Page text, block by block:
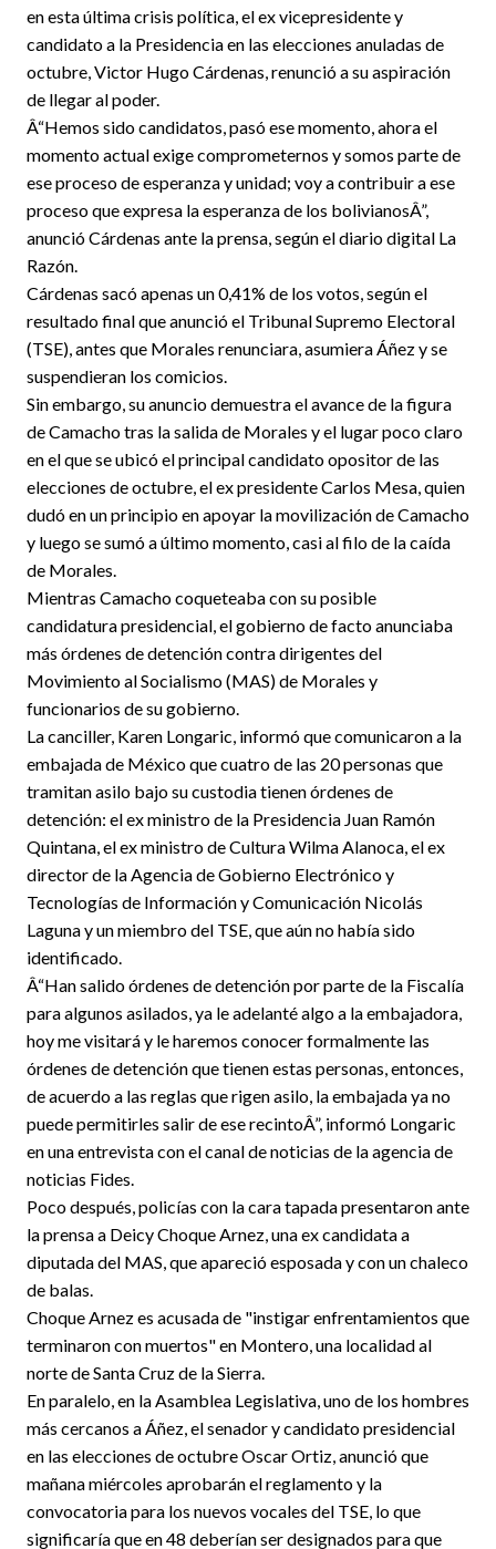
en esta última crisis política, el ex vicepresidente y
candidato a la Presidencia en las elecciones anuladas de
octubre, Victor Hugo Cárdenas, renunció a su aspiración
de llegar al poder.
Â“Hemos sido candidatos, pasó ese momento, ahora el
momento actual exige comprometernos y somos parte de
ese proceso de esperanza y unidad; voy a contribuir a ese
proceso que expresa la esperanza de los bolivianosÂ”,
anunció Cárdenas ante la prensa, según el diario digital La
Razón.
Cárdenas sacó apenas un 0,41% de los votos, según el
resultado final que anunció el Tribunal Supremo Electoral
(TSE), antes que Morales renunciara, asumiera Áñez y se
suspendieran los comicios.
Sin embargo, su anuncio demuestra el avance de la figura
de Camacho tras la salida de Morales y el lugar poco claro
en el que se ubicó el principal candidato opositor de las
elecciones de octubre, el ex presidente Carlos Mesa, quien
dudó en un principio en apoyar la movilización de Camacho
y luego se sumó a último momento, casi al filo de la caída
de Morales.
Mientras Camacho coqueteaba con su posible
candidatura presidencial, el gobierno de facto anunciaba
más órdenes de detención contra dirigentes del
Movimiento al Socialismo (MAS) de Morales y
funcionarios de su gobierno.
La canciller, Karen Longaric, informó que comunicaron a la
embajada de México que cuatro de las 20 personas que
tramitan asilo bajo su custodia tienen órdenes de
detención: el ex ministro de la Presidencia Juan Ramón
Quintana, el ex ministro de Cultura Wilma Alanoca, el ex
director de la Agencia de Gobierno Electrónico y
Tecnologías de Información y Comunicación Nicolás
Laguna y un miembro del TSE, que aún no había sido
identificado.
Â“Han salido órdenes de detención por parte de la Fiscalía
para algunos asilados, ya le adelanté algo a la embajadora,
hoy me visitará y le haremos conocer formalmente las
órdenes de detención que tienen estas personas, entonces,
de acuerdo a las reglas que rigen asilo, la embajada ya no
puede permitirles salir de ese recintoÂ”, informó Longaric
en una entrevista con el canal de noticias de la agencia de
noticias Fides.
Poco después, policías con la cara tapada presentaron ante
la prensa a Deicy Choque Arnez, una ex candidata a
diputada del MAS, que apareció esposada y con un chaleco
de balas.
Choque Arnez es acusada de "instigar enfrentamientos que
terminaron con muertos" en Montero, una localidad al
norte de Santa Cruz de la Sierra.
En paralelo, en la Asamblea Legislativa, uno de los hombres
más cercanos a Áñez, el senador y candidato presidencial
en las elecciones de octubre Oscar Ortiz, anunció que
mañana miércoles aprobarán el reglamento y la
convocatoria para los nuevos vocales del TSE, lo que
significaría que en 48 deberían ser designados para que